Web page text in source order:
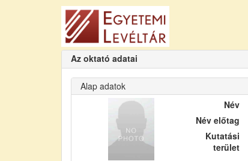
Az oktató adatai
Alap adatok
Név
Név előtag
Kutatási
terület